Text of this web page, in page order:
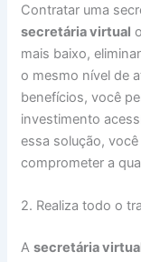
Contratar uma
secretária virtual
mais baixo,
o mesmo nível de
benefícios, você
investimento
essa solução,
comprometer a
2. Realiza todo o
A secretária